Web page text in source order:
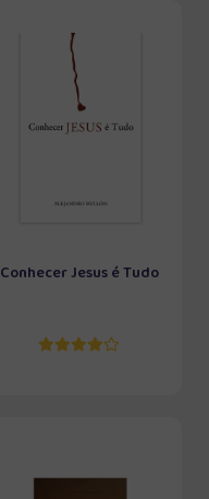
Conhecer Jesus é Tudo